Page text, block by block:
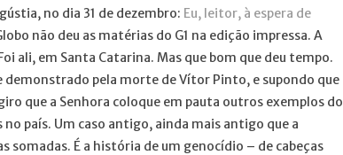
no dia 31 de dezembro: Eu, leitor, à espera de
não deu as matérias do G1 na edição impressa. A
ali, em Santa Catarina. Mas que bom que deu tempo.
pela morte de Vítor Pinto, e supondo que
que a Senhora coloque em pauta outros exemplos do
país. Um caso antigo, ainda mais antigo que a
somadas. É a história de um genocídio – de cabeças